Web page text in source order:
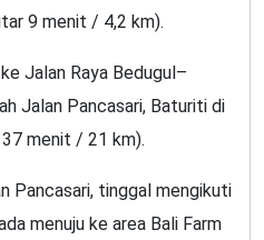
9 menit / 4,2 km).
Jalan Raya Bedugul–
Jalan Pancasari, Baturiti di
menit / 21 km).
Pancasari, tinggal mengikuti
menuju ke area Bali Farm